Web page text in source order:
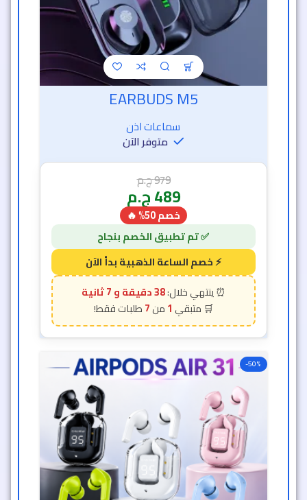
EARBUDS M5
سماعات اذن
متوفر الآن
979ج.م
489ج.م
خصم 50% 🔥
38 دقيقة و 5 ثانية
1
7
-50%